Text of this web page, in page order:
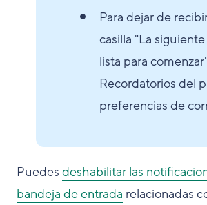
Para dejar de
casilla "La
lista para
Recordatorios del
preferencias de
Puedes deshabilitar las
bandeja de entrada relacionadas